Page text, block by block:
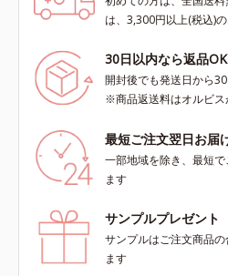
は、3,300円以上(税込)
30日以内なら返品OK
開封後でも発送日から
※商品返送料はオルビス
最短ご注文翌日お届
一部地域を除き、最短
ます
サンプルプレゼント
サンプルはご注文商品
ます